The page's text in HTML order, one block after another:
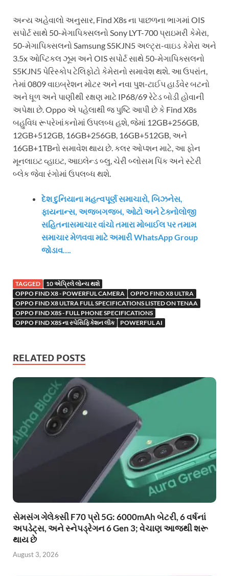
અન્ય અહેવાલો અનુસાર, Find X8s ના પાછળના ભાગમાં OIS
સપોર્ટ સાથે 50-મેગાપિક્સલનો Sony LYT-700 પ્રાઇમરી કેમેરા,
50-મેગાપિક્સલનો Samsung S5KJN5 અલ્ટ્રા-વાઇડ કેમેરા અને
3.5x ઓપ્ટિકલ ઝૂમ અને OIS સપોર્ટ સાથે 50-મેગાપિક્સલનો
S5KJN5 પેરિસ્કોપ ટેલિફોટો કેમેરાનો સમાવેશ થશે. આ ઉપરાંત,
તેમાં 0809 વાઇબ્રેશન મોટર અને નવા પુશ-ટાઈપ હાર્ડવેર બટનો
અને ધૂળ અને પાણીથી રક્ષણ માટે IP68/69 રેટેડ બોડી હોવાની
અપેક્ષા છે. Oppo એ પહેલાથી જ પુષ્ટિ આપી છે કે Find X8s
બહુવિધ રૂપરેખાંકનોમાં ઉપલબ્ધ હશે, જેમાં 12GB+256GB,
12GB+512GB, 16GB+256GB, 16GB+512GB, અને
16GB+1TBનો સમાવેશ થાય છે. કલર ઓપ્શન માટે, આ ફોન
મૂનલાઇટ વ્હાઇટ, આઇલેન્ડ બ્લુ, ચેરી બ્લોસમ પિંક અને સ્ટેરી
બ્લેક જેવા રંગોમાં ઉપલબ્ધ થશે.
દેશ દુનિયાના મહત્વપૂર્ણ સમાચારો, બિઝનેસ,
ફાયનાન્સ, અજબગજબ, ઓટો અને ટેક્નોલોજી
સહિતનાસમાચાર વાંચો તમારા મોબાઈલ પર તમામ
સમાચાર મેળવવા માટે અમારી WhatsApp Group
જોડાવ….
TAGGED
10 એપ્રિલે લોન્ચ થશે
OPPO FIND X8 - POWERFUL CAMERA
OPPO FIND X8 ULTRA
OPPO FIND X8 ULTRA FULL SPECIFICATIONS LISTED ON TENAA
OPPO FIND X8S - FULL PHONE SPECIFICATIONS
OPPO FIND X8S ના સ્પેસિફિકેશન લીક
POWERFUL AI
RELATED POSTS
સેમસંગ ગેલેક્સી F70 પ્રો 5G: 6000mAh બેટરી, 6 વર્ષનાં
અપડેટ્સ, અને સ્નેપડ્રેગન 6 Gen 3; વેચાણ આજથી શરૂ
થાય છે
August 3, 2026